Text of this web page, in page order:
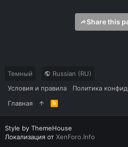
Share this
Темный
Russian (RU)
Условия и правила
Политика
Главная
R
S
S
Style by ThemeHouse
Локализация от XenForo.Info